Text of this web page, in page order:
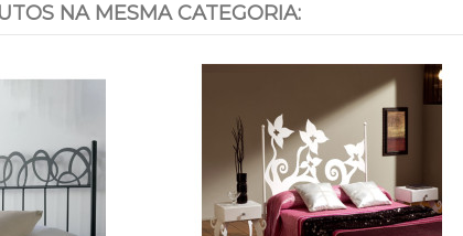
NA MESMA CATEGORIA: